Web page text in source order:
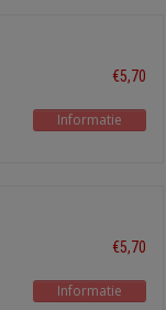
€5,70
Informatie
€5,70
Informatie